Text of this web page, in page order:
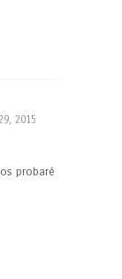
2015
probaré